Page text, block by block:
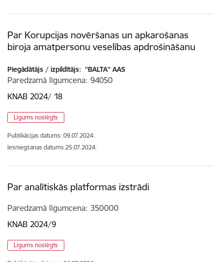
Par Korupcijas novēršanas un apkarošanas
biroja amatpersonu veselības apdrošināšanu
Piegādātājs / izpildītājs: ''BALTA'' AAS
Paredzamā līgumcena 94050
KNAB 2024/ 18
Līgums noslēgts
Publikācijas datums: 09.07.2024.
Iesniegšanas datums 25.07.2024.
Par analītiskās platformas izstrādi
Paredzamā līgumcena 350000
KNAB 2024/9
Līgums noslēgts